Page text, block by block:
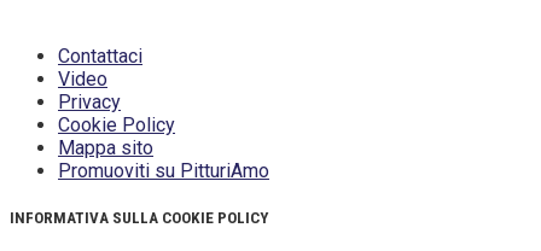
Contattaci
Video
Privacy
Cookie Policy
Mappa sito
Promuoviti su PitturiAmo
INFORMATIVA SULLA COOKIE POLICY